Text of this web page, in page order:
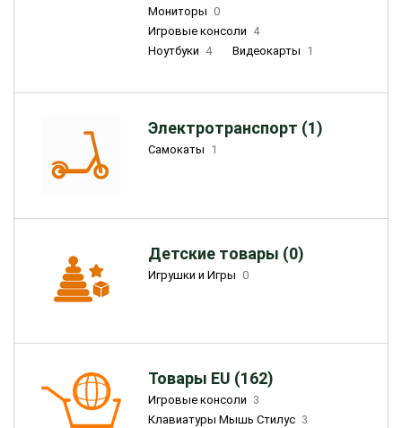
Мониторы 0
Игровые консоли 4
Ноутбуки 4 Видеокарты 1
Электротранспорт (1)
Самокаты 1
Детские товары (0)
Игрушки и Игры 0
Товары EU (162)
Игровые консоли 3
Клавиатуры Мышь Стилус 3